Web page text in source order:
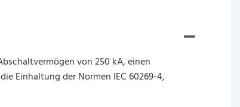
von 250 kA, einen
Einhaltung der Normen IEC 60269-4,